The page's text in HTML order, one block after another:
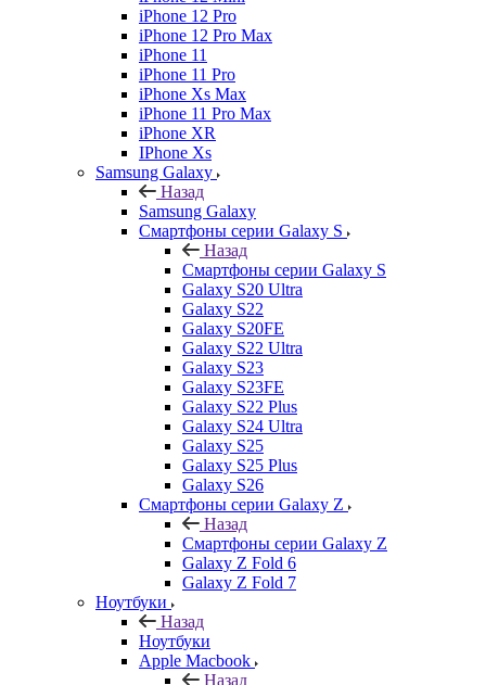
iPhone 12 Pro
iPhone 12 Pro Max
iPhone 11
iPhone 11 Pro
iPhone Xs Max
iPhone 11 Pro Max
iPhone XR
IPhone Xs
Samsung Galaxy
Назад
Samsung Galaxy
Смартфоны серии Galaxy S
Назад
Смартфоны серии Galaxy S
Galaxy S20 Ultra
Galaxy S22
Galaxy S20FE
Galaxy S22 Ultra
Galaxy S23
Galaxy S23FE
Galaxy S22 Plus
Galaxy S24 Ultra
Galaxy S25
Galaxy S25 Plus
Galaxy S26
Смартфоны серии Galaxy Z
Назад
Смартфоны серии Galaxy Z
Galaxy Z Fold 6
Galaxy Z Fold 7
Ноутбуки
Назад
Ноутбуки
Apple Macbook
Назад